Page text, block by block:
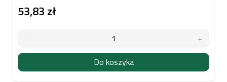
53,83 zł
Do koszyka